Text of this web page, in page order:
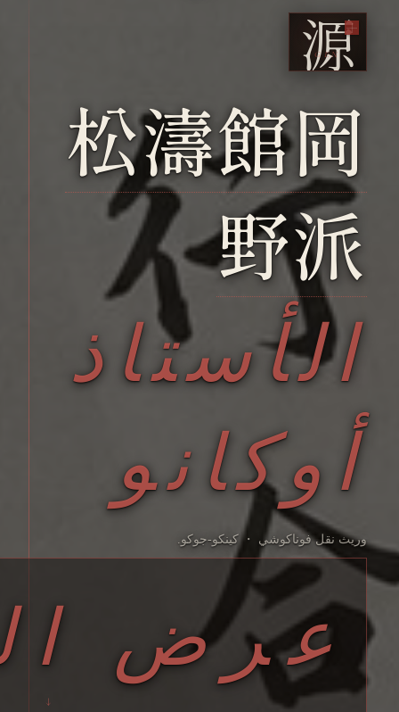
源
GEN
松濤館岡
野派
الأستاذ
أوكانو
وريث نقل فوناكوشي ・ كينكو-جوكو.
عرض